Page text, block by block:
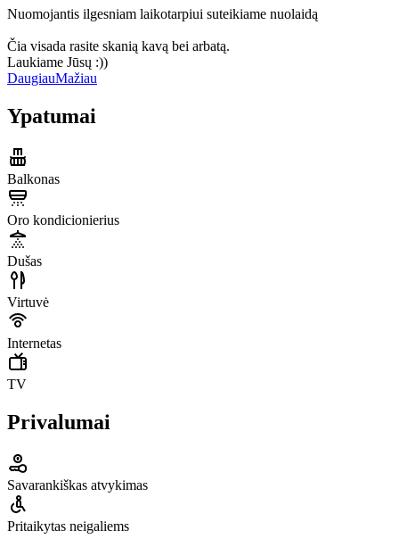
Nuomojantis ilgesniam laikotarpiui suteikiame nuolaidą
Čia visada rasite skanią kavą bei arbatą.
Laukiame Jūsų :))
DaugiauMažiau
Ypatumai
Balkonas
Oro kondicionierius
Dušas
Virtuvė
Internetas
TV
Privalumai
Savarankiškas atvykimas
Pritaikytas neigaliems